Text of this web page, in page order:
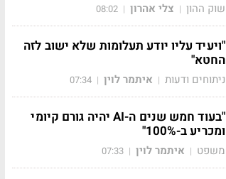
שוק ההון | צלי אהרון |
08:02
"ויעיד עליו יודע תעלומות שלא ישוב לזה
החטא"
ניתוחים ודעות | איתמר לוין |
07:34
"בעוד חמש שנים ה-AI יהיה גורם קיומי
ומכריע ב-100%"
משפט | איתמר לוין |
07:33